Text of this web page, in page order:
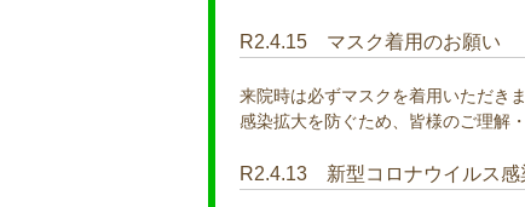
R2.4.15 マスク着用のお願い
来院時は必ずマスクを着用いただき
感染拡大を防ぐため、皆様のご理解
R2.4.13 新型コロナウイルス感